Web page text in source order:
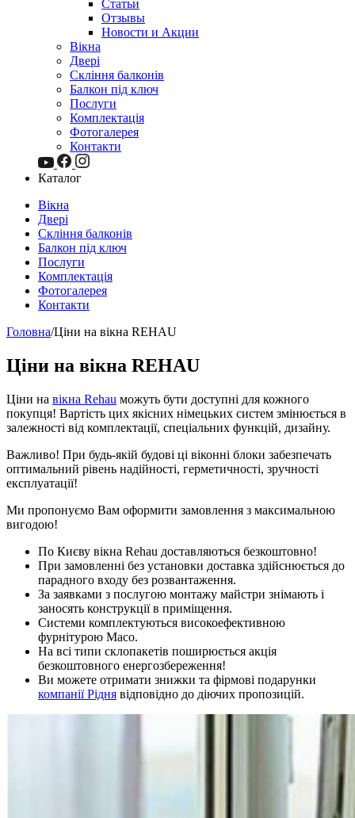
Статьи
Отзывы
Новости и Акции
Вікна
Двері
Скління балконів
Балкон під ключ
Послуги
Комплектація
Фотогалерея
Контакти
Каталог
Вікна
Двері
Скління балконів
Балкон під ключ
Послуги
Комплектація
Фотогалерея
Контакти
Головна/Ціни на вікна REHAU
Ціни на вікна REHAU
Ціни на вікна Rehau можуть бути доступні для кожного
покупця! Вартість цих якісних німецьких систем змінюється в
залежності від комплектації, спеціальних функцій, дизайну.
Важливо! При будь-якій будові ці віконні блоки забезпечать
оптимальний рівень надійності, герметичності, зручності
експлуатації!
Ми пропонуємо Вам оформити замовлення з максимальною
вигодою!
По Києву вікна Rehau доставляються безкоштовно!
При замовленні без установки доставка здійснюється до
парадного входу без розвантаження.
За заявками з послугою монтажу майстри знімають і
заносять конструкції в приміщення.
Системи комплектуються високоефективною
фурнітурою Масо.
На всі типи склопакетів поширюється акція
безкоштовного енергозбереження!
Ви можете отримати знижки та фірмові подарунки
компанії Рідня відповідно до діючих пропозицій.